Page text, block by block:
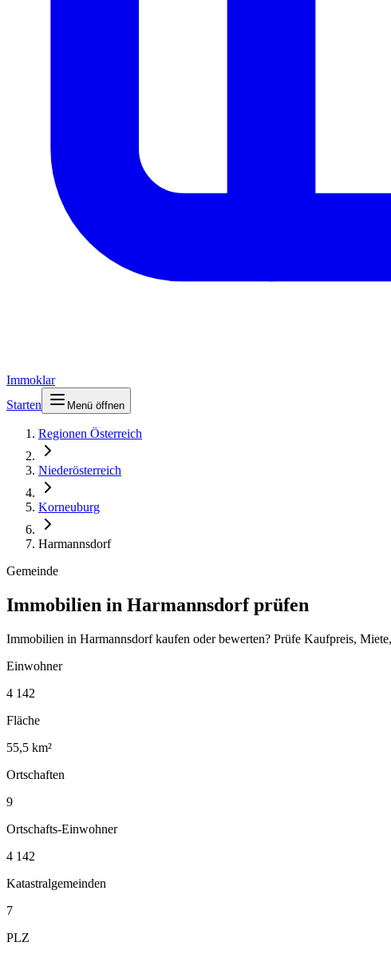
Immoklar
Starten
Menü öffnen
Regionen Österreich
Niederösterreich
Korneuburg
Harmannsdorf
Gemeinde
Immobilien in Harmannsdorf prüfen
Immobilien in Harmannsdorf kaufen oder bewerten? Prüfe Kaufpreis,
Einwohner
4 142
Fläche
55,5 km²
Ortschaften
9
Ortschafts-Einwohner
4 142
Katastralgemeinden
7
PLZ